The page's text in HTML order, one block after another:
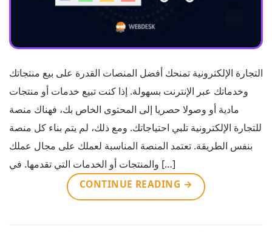
التجارة الإلكترونية تمنحك أفضل المنصات القدرة على بيع منتجاتك
وخدماتك عبر الإنترنت بسهولة. إذا كنت تبيع خدمات أو منتجات
مادية أو وصولا حصريا إلى المحتوى الخاص بك، فهناك منصة
للتجارة الإلكترونية تلبي احتياجاتك. ومع ذلك، لم يتم بناء كل منصة
بنفس الطريقة. تعتمد المنصة المناسبة لعملك على مجال عملك
والمنتجات أو الخدمات التي تقدمها. في […]
CONTINUE READING →